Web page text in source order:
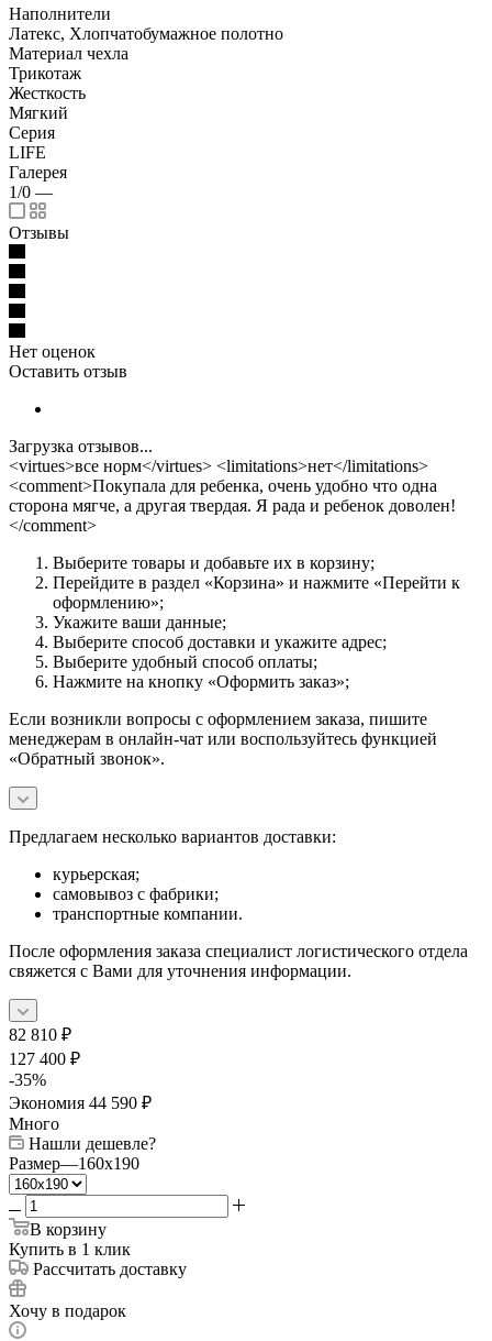
Наполнители
Латекс, Хлопчатобумажное полотно
Материал чехла
Трикотаж
Жесткость
Мягкий
Серия
LIFE
Галерея
1/0 —
Отзывы
Нет оценок
Оставить отзыв
Загрузка отзывов...
<virtues>все норм</virtues> <limitations>нет</limitations>
<comment>Покупала для ребенка, очень удобно что одна
сторона мягче, а другая твердая. Я рада и ребенок доволен!
</comment>
Выберите товары и добавьте их в корзину;
Перейдите в раздел «Корзина» и нажмите «Перейти к
оформлению»;
Укажите ваши данные;
Выберите способ доставки и укажите адрес;
Выберите удобный способ оплаты;
Нажмите на кнопку «Оформить заказ»;
Если возникли вопросы с оформлением заказа, пишите
менеджерам в онлайн-чат или воспользуйтесь функцией
«Обратный звонок».
Предлагаем несколько вариантов доставки:
курьерская;
самовывоз с фабрики;
транспортные компании.
После оформления заказа специалист логистического отдела
свяжется с Вами для уточнения информации.
82 810 ₽
127 400 ₽
-35%
Экономия 44 590 ₽
Много
Нашли дешевле?
Размер—160x190
В корзину
Купить в 1 клик
Рассчитать доставку
Хочу в подарок